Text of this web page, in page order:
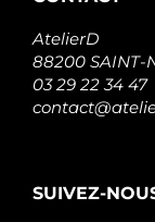
AtelierD
88200 SAINT-
03 29 22 34 47
SUIVEZ-